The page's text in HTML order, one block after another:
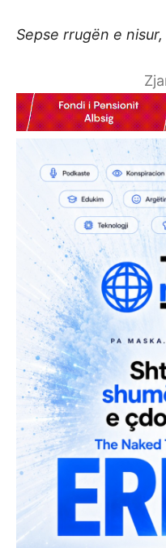
Sepse rrugën e